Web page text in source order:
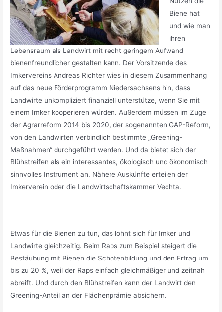
Biene hat
und wie man
ihren
Lebensraum als Landwirt mit recht geringem Aufwand
bienenfreundlicher gestalten kann. Der Vorsitzende des
Imkervereins Andreas Richter wies in diesem Zusammenhang
auf das neue Förderprogramm Niedersachsens hin, dass
Landwirte unkompliziert finanziell unterstütze, wenn Sie mit
einem Imker kooperieren würden. Außerdem müssen im Zuge
der Agrarreform 2014 bis 2020, der sogenannten GAP-Reform,
von den Landwirten verbindlich bestimmte „Greening-
Maßnahmen“ durchgeführt werden. Und da bietet sich der
Blühstreifen als ein interessantes, ökologisch und ökonomisch
sinnvolles Instrument an. Nähere Auskünfte erteilen der
Imkerverein oder die Landwirtschaftskammer Vechta.
Etwas für die Bienen zu tun, das lohnt sich für Imker und
Landwirte gleichzeitig. Beim Raps zum Beispiel steigert die
Bestäubung mit Bienen die Schotenbildung und den Ertrag um
bis zu 20 %, weil der Raps einfach gleichmäßiger und zeitnah
abreift. Und durch den Blühstreifen kann der Landwirt den
Greening-Anteil an der Flächenprämie absichern.